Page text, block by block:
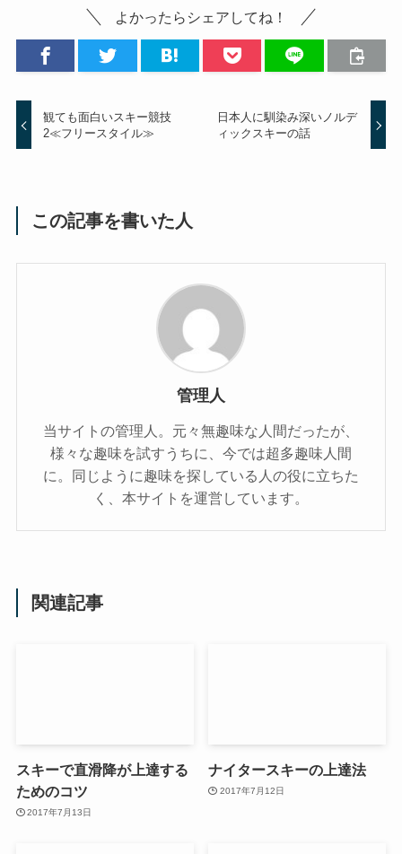
よかったらシェアしてね！
観ても面白いスキー競技
2≪フリースタイル≫
日本人に馴染み深いノルデ
ィックスキーの話
この記事を書いた人
管理人
当サイトの管理人。元々無趣味な人間だったが、
様々な趣味を試すうちに、今では超多趣味人間
に。同じように趣味を探している人の役に立ちた
く、本サイトを運営しています。
関連記事
スキーで直滑降が上達する
ためのコツ
2017年7月13日
ナイタースキーの上達法
2017年7月12日